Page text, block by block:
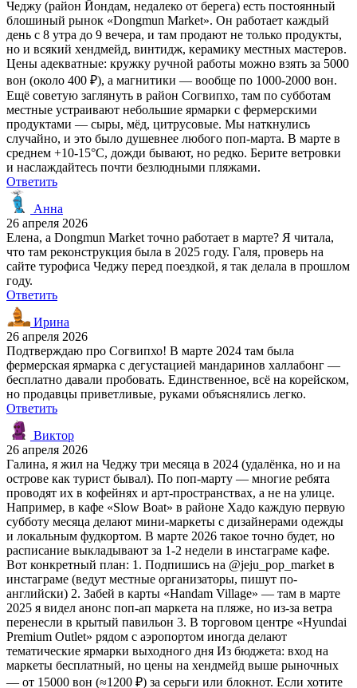
Чеджу (район Йондам, недалеко от берега) есть постоянный
блошиный рынок «Dongmun Market». Он работает каждый
день с 8 утра до 9 вечера, и там продают не только продукты,
но и всякий хендмейд, винтидж, керамику местных мастеров.
Цены адекватные: кружку ручной работы можно взять за 5000
вон (около 400 ₽), а магнитики — вообще по 1000-2000 вон.
Ещё советую заглянуть в район Согвипхо, там по субботам
местные устраивают небольшие ярмарки с фермерскими
продуктами — сыры, мёд, цитрусовые. Мы наткнулись
случайно, и это было душевнее любого поп-марта. В марте в
среднем +10-15°C, дожди бывают, но редко. Берите ветровки
и наслаждайтесь почти безлюдными пляжами.
Ответить
Анна
26 апреля 2026
Елена, а Dongmun Market точно работает в марте? Я читала,
что там реконструкция была в 2025 году. Галя, проверь на
сайте турофиса Чеджу перед поездкой, я так делала в прошлом
году.
Ответить
Ирина
26 апреля 2026
Подтверждаю про Согвипхо! В марте 2024 там была
фермерская ярмарка с дегустацией мандаринов халлабонг —
бесплатно давали пробовать. Единственное, всё на корейском,
но продавцы приветливые, руками объяснялись легко.
Ответить
Виктор
26 апреля 2026
Галина, я жил на Чеджу три месяца в 2024 (удалёнка, но и на
острове как турист бывал). По поп-марту — многие ребята
проводят их в кофейнях и арт-пространствах, а не на улице.
Например, в кафе «Slow Boat» в районе Хадо каждую первую
субботу месяца делают мини-маркеты с дизайнерами одежды
и локальным фудкортом. В марте 2026 такое точно будет, но
расписание выкладывают за 1-2 недели в инстаграме кафе.
Вот конкретный план: 1. Подпишись на @jeju_pop_market в
инстаграме (ведут местные организаторы, пишут по-
английски) 2. Забей в карты «Handam Village» — там в марте
2025 я видел анонс поп-ап маркета на пляже, но из-за ветра
перенесли в крытый павильон 3. В торговом центре «Hyundai
Premium Outlet» рядом с аэропортом иногда делают
тематические ярмарки выходного дня Из бюджета: вход на
маркеты бесплатный, но цены на хендмейд выше рыночных
— от 15000 вон (≈1200 ₽) за серьги или блокнот. Если хотите